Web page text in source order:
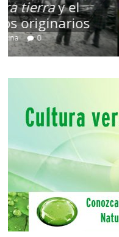
Terror
14 marzo, 2026 Julio